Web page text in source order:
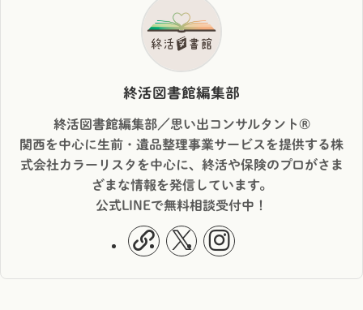
終活図書館編集部
終活図書館編集部／思い出コンサルタント®︎
関西を中心に生前・遺品整理事業サービスを提供する株
式会社カラーリスタを中心に、終活や保険のプロがさま
ざまな情報を発信しています。
公式LINEで無料相談受付中！